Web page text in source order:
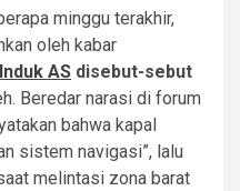
minggu terakhir,
oleh kabar
AS disebut-sebut
Beredar narasi di forum
bahwa kapal
sistem navigasi”, lalu
melintasi zona barat